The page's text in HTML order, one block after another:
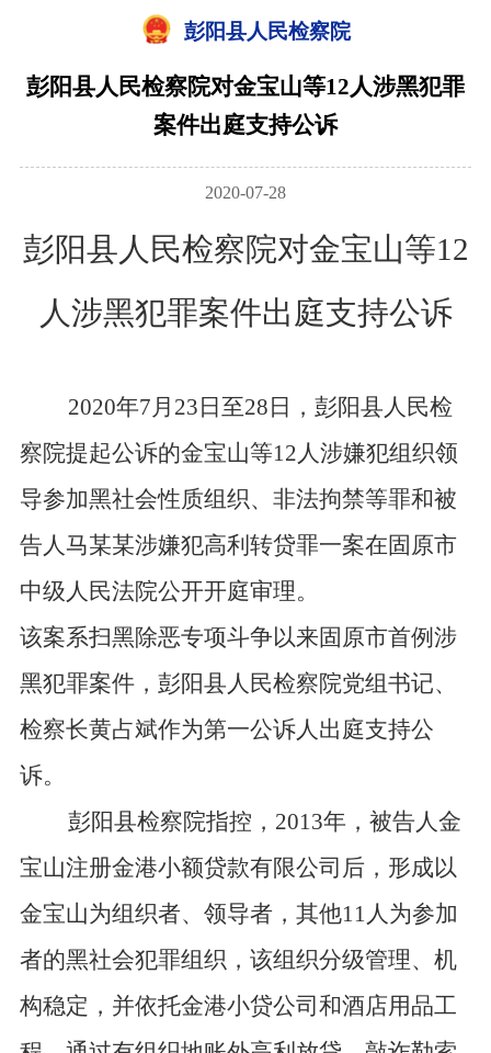
彭阳县人民检察院
彭阳县人民检察院对金宝山等12人涉黑犯罪
案件出庭支持公诉
2020-07-28
彭阳县人民检察院对金宝山等12
人涉黑犯罪案件出庭支持公诉
2020年7月23日至28日，彭阳县人民检
察院提起公诉的金宝山等12人涉嫌犯组织领
导参加黑社会性质组织、非法拘禁等罪和被
告人马某某涉嫌犯高利转贷罪一案在固原市
中级人民法院公开开庭审理。
该案系扫黑除恶专项斗争以来固原市首例涉
黑犯罪案件，彭阳县人民检察院党组书记、
检察长黄占斌作为第一公诉人出庭支持公
诉。
彭阳县检察院指控，2013年，被告人金
宝山注册金港小额贷款有限公司后，形成以
金宝山为组织者、领导者，其他11人为参加
者的黑社会犯罪组织，该组织分级管理、机
构稳定，并依托金港小贷公司和酒店用品工